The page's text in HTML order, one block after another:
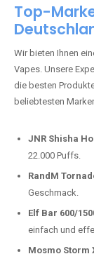
Top-
Wir bieten Ihnen
Vapes. Unsere
die besten
beliebtesten
JNR Shisha
22.000 Puffs.
RandM
Geschmack.
Elf Bar 600/
einfach und
Mosmo Storm